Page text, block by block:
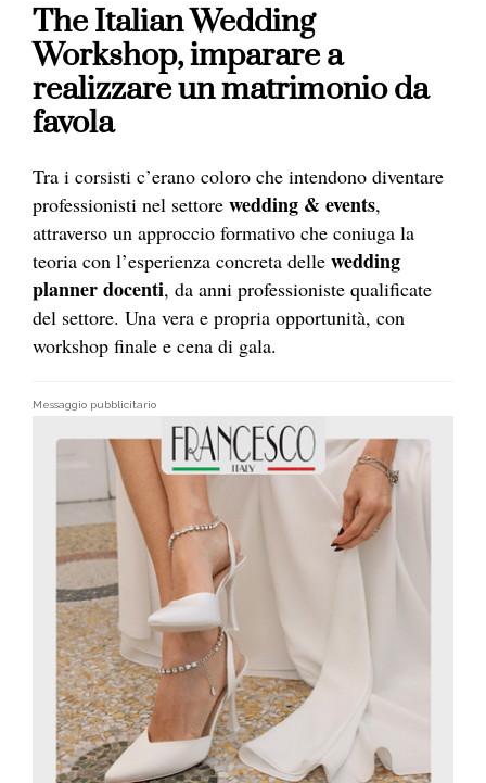
The Italian Wedding
Workshop, imparare a
realizzare un matrimonio da
favola
Tra i corsisti c’erano coloro che intendono diventare
professionisti nel settore wedding & events,
attraverso un approccio formativo che coniuga la
teoria con l’esperienza concreta delle wedding
planner docenti, da anni professioniste qualificate
del settore. Una vera e propria opportunità, con
workshop finale e cena di gala.
Messaggio pubblicitario